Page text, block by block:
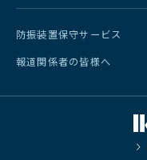
防振装置保守サービス
報道関係者の皆様へ